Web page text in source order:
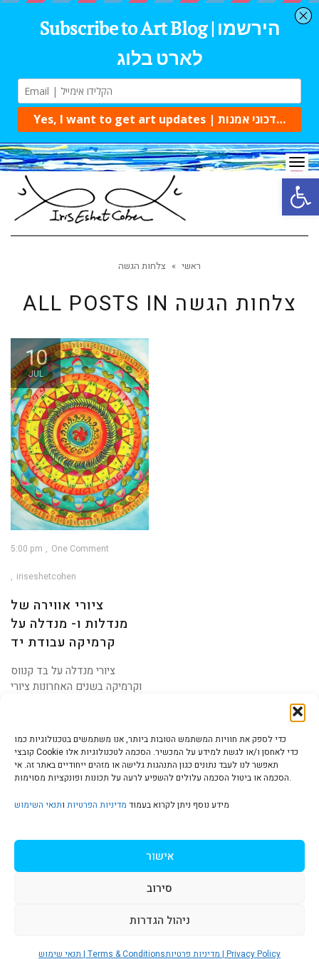
כדי לספק את חוויות המשתמש הטובות ביותר, אנו משתמשים בטכנולוגיות כמו
קובצי Cookie כדי לאחסן ו/או לגשת למידע על המכשיר. הסכמה לטכנולוגיות אלו
תאפשר לנו לעבד נתונים כגון התנהגות גלישה או מזהים ייחודיים באתר זה. אי
הסכמה או ביטול הסכמה עלולים להשפיע לרעה על תכונות ופונקציות מסוימות.
מידע נוסף ניתן לקרוא בעמוד מדיניות הפרטיות ותנאי השימוש
אישור
סירוב
ניהול הגדרות
תנאי שימוש | Terms & Conditions מדיניות פרטיות | Privacy Policy
ראשי » צלחות הגשה
ALL POSTS IN צלחות הגשה
10
JUL
5:00 pm One Comment
iriseshetcohen
ציורי אווירה של
מנדלות ו- מנדלה על
קרמיקה עבודת יד
ציורי מנדלה על בד קנווס
וקרמיקה בשנים האחרונות ציורי
הצהרת נגישות | Accessibility
© כל הזכויות שמורות לאיריס עשת כהן-גלריה לאמנות